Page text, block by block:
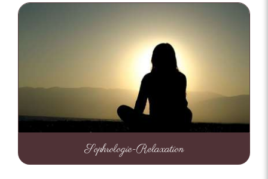
Sophrologie-Relaxation